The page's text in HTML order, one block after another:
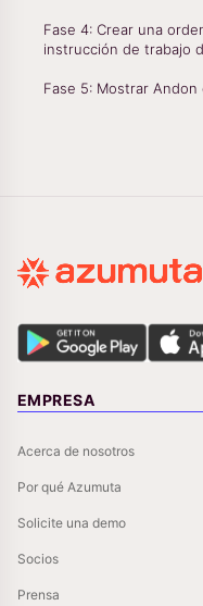
Fase 4: Crear una
instrucción de trabajo
Fase 5: Mostrar
EMPRESA
Acerca de nosotros
Por qué Azumuta
Solicite una demo
Socios
Prensa